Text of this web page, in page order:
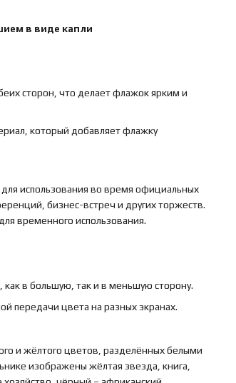
в виде капли
сторон, что делает флажок ярким и
который добавляет флажку
использования во время официальных
бизнес-встреч и других торжеств.
временного использования.
как в большую, так и в меньшую сторону.
передачи цвета на разных экранах.
и жёлтого цветов, разделённых белыми
изображены жёлтая звезда, книга,